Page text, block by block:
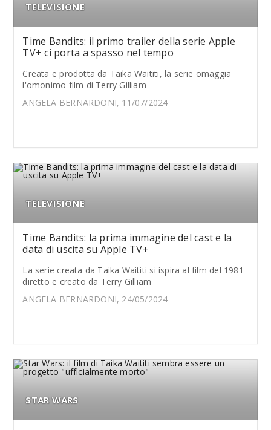
TELEVISIONE
Time Bandits: il primo trailer della serie Apple
TV+ ci porta a spasso nel tempo
Creata e prodotta da Taika Waititi, la serie omaggia
l'omonimo film di Terry Gilliam
ANGELA BERNARDONI, 11/07/2024
TELEVISIONE
Time Bandits: la prima immagine del cast e la
data di uscita su Apple TV+
La serie creata da Taika Waititi si ispira al film del 1981
diretto e creato da Terry Gilliam
ANGELA BERNARDONI, 24/05/2024
STAR WARS